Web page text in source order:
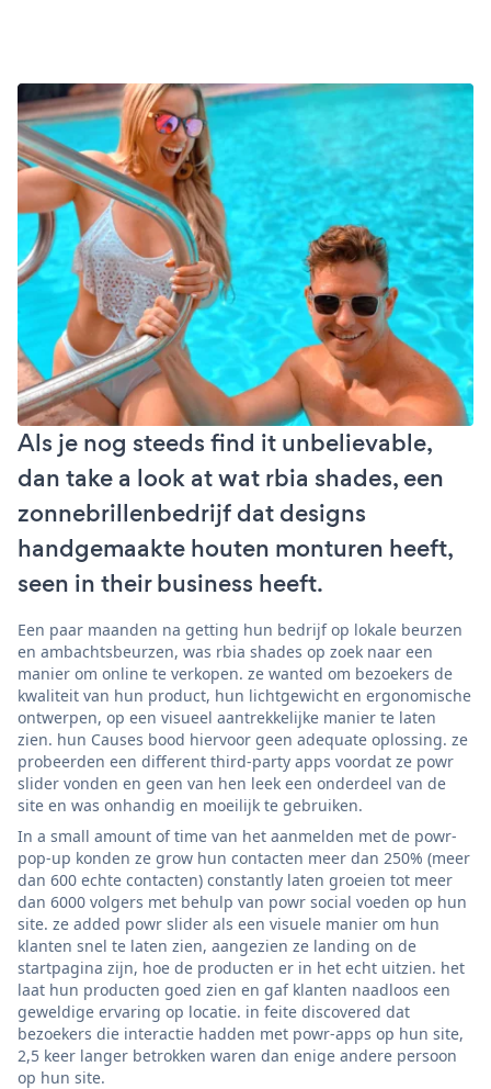
Als je nog steeds find it unbelievable,
dan take a look at wat rbia shades, een
zonnebrillenbedrijf dat designs
handgemaakte houten monturen heeft,
seen in their business heeft.
Een paar maanden na getting hun bedrijf op lokale beurzen
en ambachtsbeurzen, was rbia shades op zoek naar een
manier om online te verkopen. ze wanted om bezoekers de
kwaliteit van hun product, hun lichtgewicht en ergonomische
ontwerpen, op een visueel aantrekkelijke manier te laten
zien. hun Causes bood hiervoor geen adequate oplossing. ze
probeerden een different third-party apps voordat ze powr
slider vonden en geen van hen leek een onderdeel van de
site en was onhandig en moeilijk te gebruiken.
In a small amount of time van het aanmelden met de powr-
pop-up konden ze grow hun contacten meer dan 250% (meer
dan 600 echte contacten) constantly laten groeien tot meer
dan 6000 volgers met behulp van powr social voeden op hun
site. ze added powr slider als een visuele manier om hun
klanten snel te laten zien, aangezien ze landing on de
startpagina zijn, hoe de producten er in het echt uitzien. het
laat hun producten goed zien en gaf klanten naadloos een
geweldige ervaring op locatie. in feite discovered dat
bezoekers die interactie hadden met powr-apps op hun site,
2,5 keer langer betrokken waren dan enige andere persoon
op hun site.